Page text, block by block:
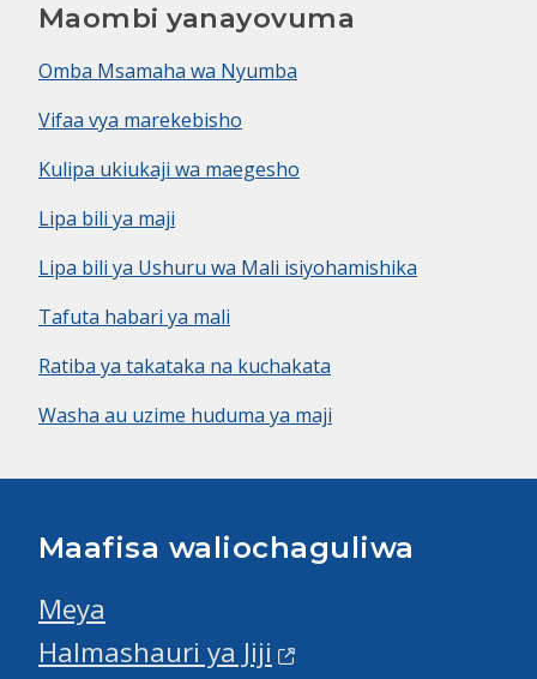
Maombi yanayovuma
Omba Msamaha wa Nyumba
Vifaa vya marekebisho
Kulipa ukiukaji wa maegesho
Lipa bili ya maji
Lipa bili ya Ushuru wa Mali isiyohamishika
Tafuta habari ya mali
Ratiba ya takataka na kuchakata
Washa au uzime huduma ya maji
Maafisa waliochaguliwa
Meya
Halmashauri ya Jiji